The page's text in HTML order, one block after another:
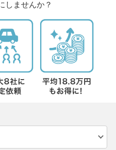
しませんか？